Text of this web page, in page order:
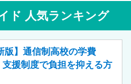
ド 人気ランキング
版】通信制高校の学費
援制度で負担を抑える方